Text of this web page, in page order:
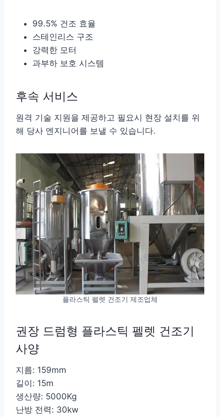
99.5% 건조 효율
스테인리스 구조
강력한 모터
과부하 보호 시스템
후속 서비스
원격 기술 지원을 제공하고 필요시 현장 설치를 위
해 당사 엔지니어를 보낼 수 있습니다.
플라스틱 펠렛 건조기 제조업체
권장 드럼형 플라스틱 펠렛 건조기
사양
지름: 159mm
길이: 15m
생산량: 5000Kg
난방 전력: 30kw